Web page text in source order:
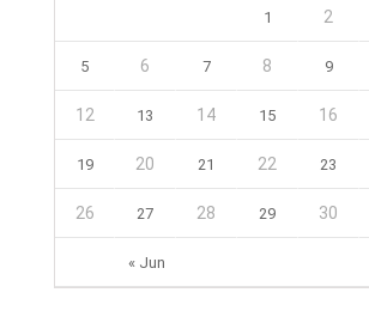
« Jun
1 2
5 6 7 8 9
12 13 14 15 16
19 20 21 22 23
26 27 28 29 30